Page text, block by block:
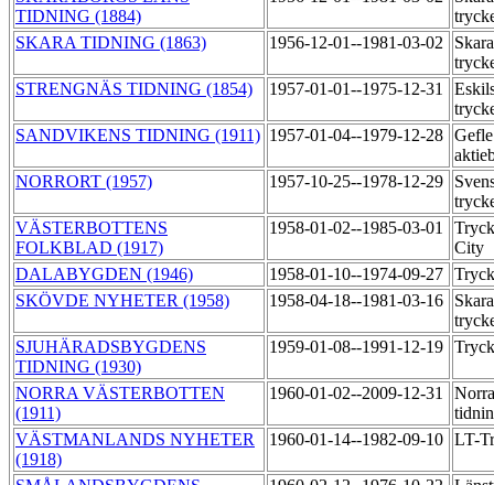
TIDNING (1884)
SKARA TIDNING (1863)
1956-12-01--1981-03-02
STRENGNÄS TIDNING (1854)
1957-01-01--1975-12-31
SANDVIKENS TIDNING (1911) 1957-01-04--1979-12-28
NORRORT (1957)
1957-10-25--1978-12-29
VÄSTERBOTTENS
FOLKBLAD (1917)
1958-01-02--1985-03-01
City
DALABYGDEN (1946)
1958-01-10--1974-09-27
SKÖVDE NYHETER (1958)
1958-04-18--1981-03-16
SJUHÄRADSBYGDENS
TIDNING (1930)
1959-01-08--1991-12-19
NORRA VÄSTERBOTTEN
(1911)
1960-01-02--2009-12-31
VÄSTMANLANDS NYHETER
(1918)
1960-01-14--1982-09-10 LT-